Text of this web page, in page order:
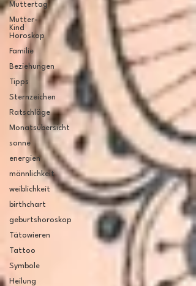
Muttertag
Mutter-
Kind
Horoskop
Familie
Beziehungen
Tipps
Sternzeichen
Ratschläge
Monatsübersicht
sonne
energien
männlichkeit
weiblichkeit
birthchart
geburtshoroskop
Tätowieren
Tattoo
Symbole
Heilung